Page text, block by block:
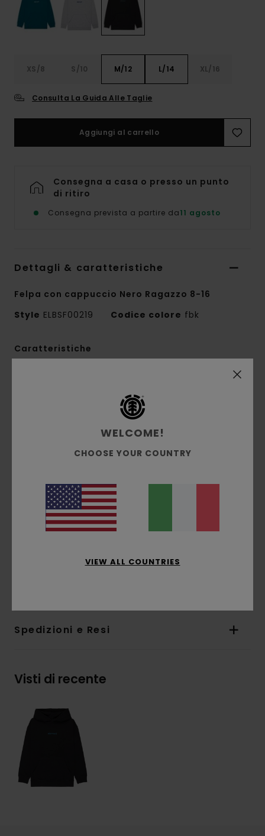
XS/8 S/10 M/12 L/14 XL/16
Consulta La Guida Alle Taglie
Aggiungi al carrello
Consegna a casa o presso un punto
di ritiro
Consegna prevista a partire da11 agosto
Dettagli & caratteristiche
Felpa con cappuccio Nero Ragazzo 8-16
Style ELBSF00219 Codice colore fbk
Caratteristiche
cotone GRS riciclato
tessuto riciclato in cotone
vestibilità regular classica e
Tasche:tascone
Cappuccio:cappuccio con fodera singola in
jersey
Stampa a base d'acqua
Composizione[Tessuto principale] 70% cotone,
Spedizioni e Resi
Visti di recente
WELCOME!
CHOOSE YOUR COUNTRY
VIEW ALL COUNTRIES